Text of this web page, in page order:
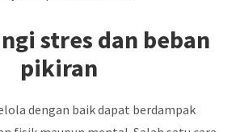
stres dan beban
pikiran
dengan baik dapat berdampak